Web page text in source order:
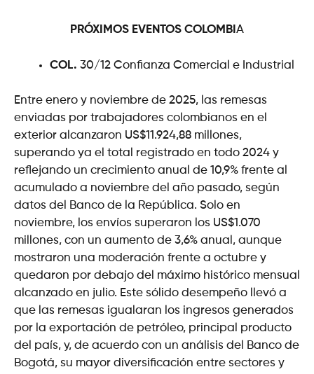
PRÓXIMOS EVENTOS COLOMBI A
COL. 30/12 Confianza Comercial e Industrial
Entre enero y noviembre de 2025, las remesas
enviadas por trabajadores colombianos en el
exterior alcanzaron US$11.924,88 millones,
superando ya el total registrado en todo 2024 y
reflejando un crecimiento anual de 10,9% frente al
acumulado a noviembre del año pasado, según
datos del Banco de la República. Solo en
noviembre, los envíos superaron los US$1.070
millones, con un aumento de 3,6% anual, aunque
mostraron una moderación frente a octubre y
quedaron por debajo del máximo histórico mensual
alcanzado en julio. Este sólido desempeño llevó a
que las remesas igualaran los ingresos generados
por la exportación de petróleo, principal producto
del país, y, de acuerdo con un análisis del Banco de
Bogotá, su mayor diversificación entre sectores y